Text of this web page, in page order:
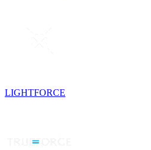
LIGHTFORCE